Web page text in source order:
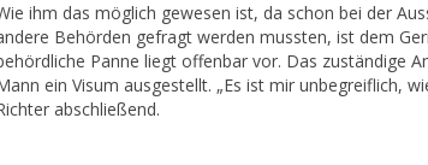
ihm das möglich gewesen ist, da schon bei der
Behörden gefragt werden mussten, ist dem
Panne liegt offenbar vor. Das zuständige
ein Visum ausgestellt. „Es ist mir unbegreiflich,
abschließend.